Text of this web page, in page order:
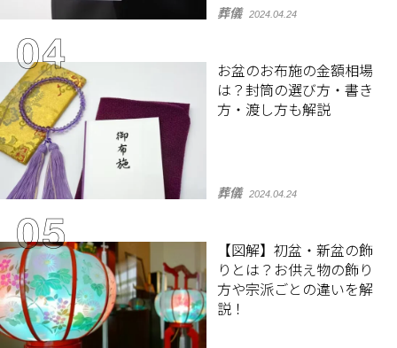
葬儀 2024.04.24
お盆のお布施の金額相場
は？封筒の選び方・書き
方・渡し方も解説
葬儀 2024.04.24
【図解】初盆・新盆の飾
りとは？お供え物の飾り
方や宗派ごとの違いを解
説！